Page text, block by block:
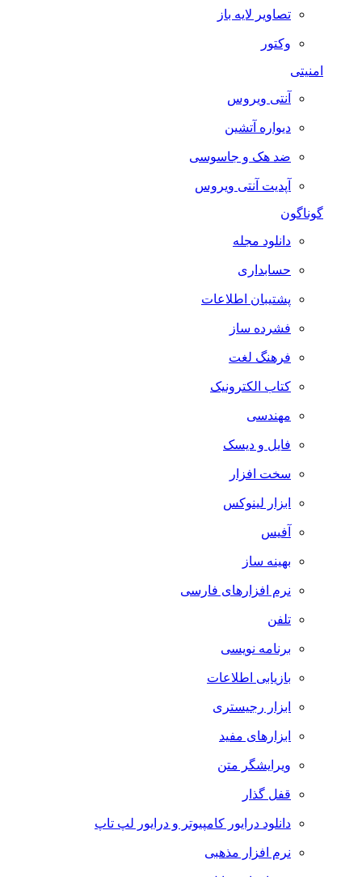
تصاویر لایه باز
وکتور
امنیتی
آنتی ویروس
دیواره آتشین
ضد هک و جاسوسی
آپدیت آنتی ویروس
گوناگون
دانلود مجله
حسابداری
پشتیبان اطلاعات
فشرده ساز
فرهنگ لغت
کتاب الکترونیک
مهندسی
فایل و دیسک
سخت افزار
ابزار لینوکس
آفیس
بهینه ساز
نرم افزارهای فارسی
تلفن
برنامه نویسی
بازیابی اطلاعات
ابزار رجیستری
ابزارهای مفید
ویرایشگر متن
قفل گذار
دانلود درایور کامپیوتر و درایور لپ تاپ
نرم افزار مذهبی